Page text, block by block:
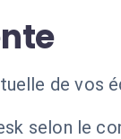
de vos
selon le